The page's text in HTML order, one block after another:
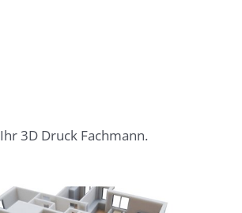
Ihr 3D Druck Fachmann.